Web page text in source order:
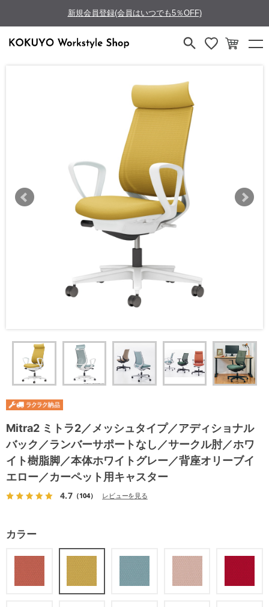
新規会員登録(会員はいつでも5％OFF)
Mitra2 ミトラ2／メッシュタイプ／アディショナル
バック／ランバーサポートなし／サークル肘／ホワ
イト樹脂脚／本体ホワイトグレー／背座オリーブイ
エロー／カーペット用キャスター
4.7（104） レビューを見る
カラー